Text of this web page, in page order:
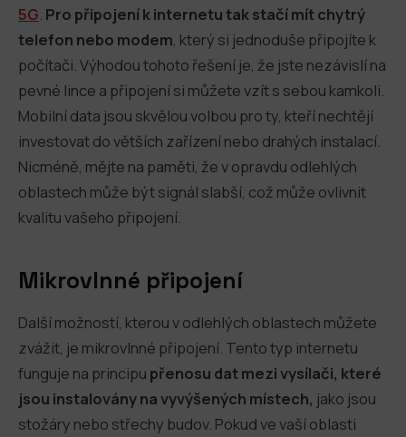
5G Pro připojení k internetu tak stačí mít chytrý
telefon nebo modem , který si jednoduše připojíte k
počítači. Výhodou tohoto řešení je, že jste nezávislí na
pevné lince a připojení si můžete vzít s sebou kamkoli.
Mobilní data jsou skvělou volbou pro ty, kteří nechtějí
investovat do větších zařízení nebo drahých instalací.
Nicméně, mějte na paměti, že v opravdu odlehlých
oblastech může být signál slabší, což může ovlivnit
kvalitu vašeho připojení.
Mikrovlnné připojení
Další možností, kterou v odlehlých oblastech můžete
zvážit, je mikrovlnné připojení. Tento typ internetu
funguje na principu přenosu dat mezi vysílači, které
jsou instalovány na vyvýšených místech, jako jsou
stožáry nebo střechy budov. Pokud ve vaší oblasti